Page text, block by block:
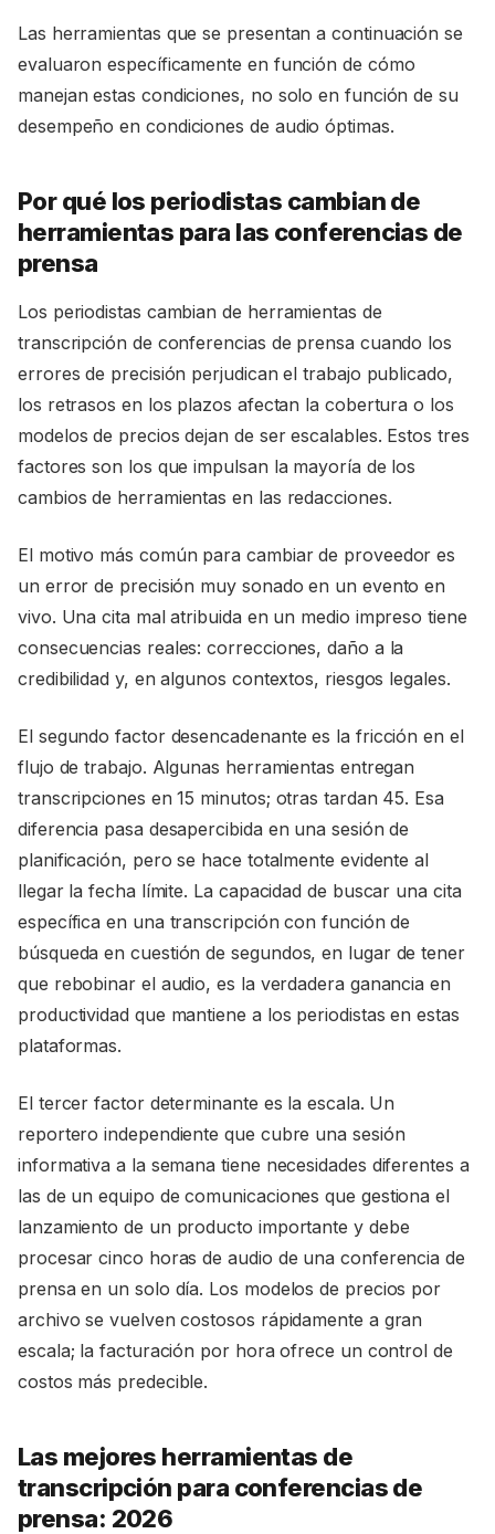
Las herramientas que se presentan a continuación se
evaluaron específicamente en función de cómo
manejan estas condiciones, no solo en función de su
desempeño en condiciones de audio óptimas.
Por qué los periodistas cambian de
herramientas para las conferencias de
prensa
Los periodistas cambian de herramientas de
transcripción de conferencias de prensa cuando los
errores de precisión perjudican el trabajo publicado,
los retrasos en los plazos afectan la cobertura o los
modelos de precios dejan de ser escalables. Estos tres
factores son los que impulsan la mayoría de los
cambios de herramientas en las redacciones.
El motivo más común para cambiar de proveedor es
un error de precisión muy sonado en un evento en
vivo. Una cita mal atribuida en un medio impreso tiene
consecuencias reales: correcciones, daño a la
credibilidad y, en algunos contextos, riesgos legales.
El segundo factor desencadenante es la fricción en el
flujo de trabajo. Algunas herramientas entregan
transcripciones en 15 minutos; otras tardan 45. Esa
diferencia pasa desapercibida en una sesión de
planificación, pero se hace totalmente evidente al
llegar la fecha límite. La capacidad de buscar una cita
específica en una transcripción con función de
búsqueda en cuestión de segundos, en lugar de tener
que rebobinar el audio, es la verdadera ganancia en
productividad que mantiene a los periodistas en estas
plataformas.
El tercer factor determinante es la escala. Un
reportero independiente que cubre una sesión
informativa a la semana tiene necesidades diferentes a
las de un equipo de comunicaciones que gestiona el
lanzamiento de un producto importante y debe
procesar cinco horas de audio de una conferencia de
prensa en un solo día. Los modelos de precios por
archivo se vuelven costosos rápidamente a gran
escala; la facturación por hora ofrece un control de
costos más predecible.
Las mejores herramientas de
transcripción para conferencias de
prensa: 2026